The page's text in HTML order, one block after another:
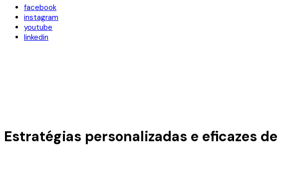
facebook
instagram
youtube
linkedin
Estratégias personalizadas e eficazes